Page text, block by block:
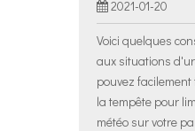
2021-01-20
Voici quelques
aux situations
pouvez
la tempête pour
météo sur votre